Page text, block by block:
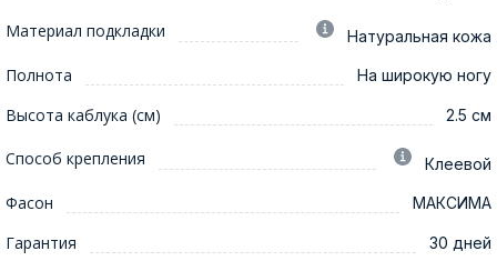
Материал подкладки Натуральная кожа
Полнота На широкую ногу
Высота каблука (см) 2.5 см
Способ крепления Клеевой
Фасон МАКСИМА
Гарантия 30 дней